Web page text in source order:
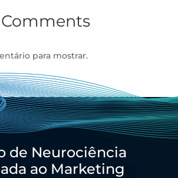
para mostrar.
de Neurociência
ao Marketing